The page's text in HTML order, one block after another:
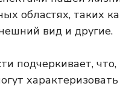
областях, таких
вид и другие.
подчеркивает,